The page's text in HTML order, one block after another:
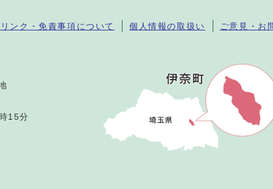
ンク・免責事項について 個人情報の取扱い ご意見・お
15分